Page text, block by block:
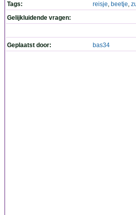
Tags:
reisje, beetje,
Gelijkluidende vragen:
Geplaatst door: bas34